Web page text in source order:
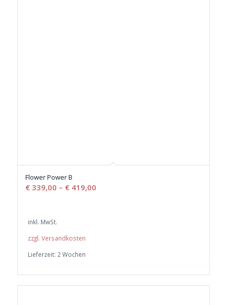
Flower Power B
€339,00 – €419,00
inkl. MwSt.
zzgl. Versandkosten
Lieferzeit: 2 Wochen